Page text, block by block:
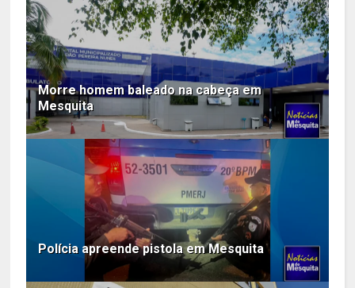
Morre homem baleado na cabeça em
Mesquita
Polícia apreende pistola em Mesquita